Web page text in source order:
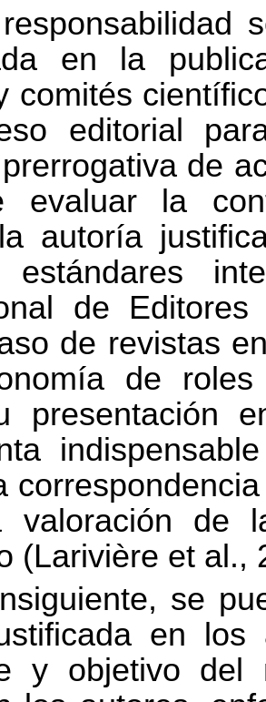
en la
comités
editorial
de
evaluar la
autoría
de
de revistas
de roles
presentación
valoración de
(Larivière et al.,
se
en los
y objetivo del